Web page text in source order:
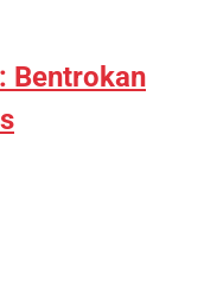
Bentrokan